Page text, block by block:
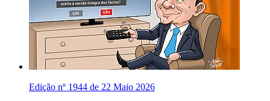
Edição nº 1944 de 22 Maio 2026